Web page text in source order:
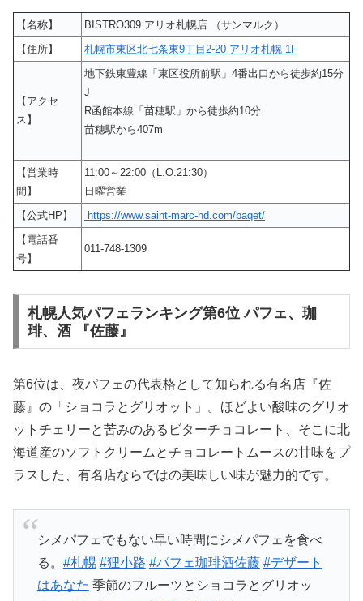
【名称】
BISTRO309 アリオ札幌店 （サンマルク）
【住所】
札幌市東区北七条東9丁目2-20 アリオ札幌 1F
【アクセ
ス】
地下鉄東豊線「東区役所前駅」4番出口から徒歩約15分
J
R函館本線「苗穂駅」から徒歩約10分
苗穂駅から407m
【営業時
間】
11:00～22:00（L.O.21:30）
日曜営業
【公式HP】
https://www.saint-marc-hd.com/baqet/
【電話番
号】
011-748-1309
札幌人気パフェランキング第6位 パフェ、珈
琲、酒 『佐藤』
第6位は、夜パフェの代表格として知られる有名店『佐
藤』の「ショコラとグリオット」。ほどよい酸味のグリオ
ットチェリーと苦みのあるビターチョコレート、そこに北
海道産のソフトクリームとチョコレートムースの甘味をプ
ラスした、有名店ならではの美味しい味が魅力的です。
シメパフェでもない早い時間にシメパフェを食べ
る。 #札幌 #狸小路 #パフェ珈琲酒佐藤 #デザート
はあなた 季節のフルーツとショコラとグリオッ